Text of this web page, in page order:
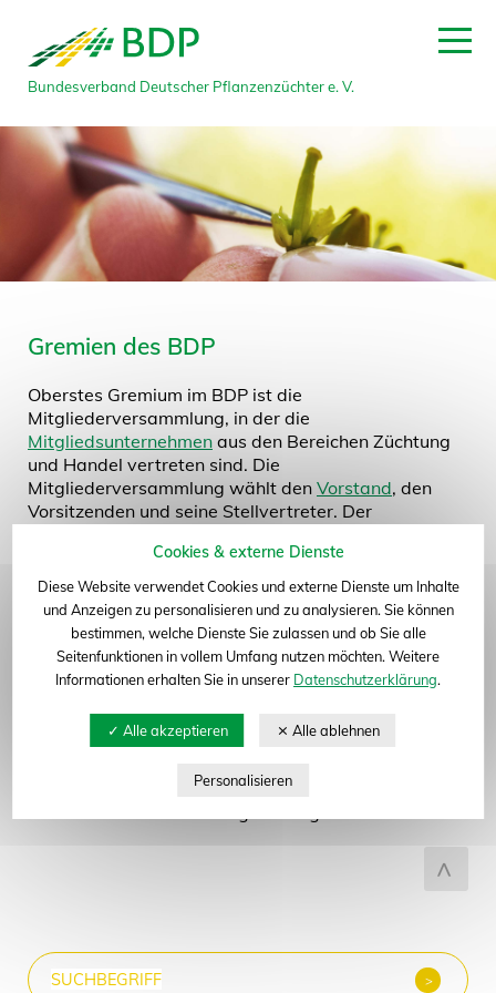
Bundesverband Deutscher Pflanzenzüchter e. V.
Gremien des BDP
Oberstes Gremium im BDP ist die
Mitgliederversammlung, in der die
Mitgliedsunternehmen aus den Bereichen Züchtung
und Handel vertreten sind. Die
Mitgliederversammlung wählt den Vorstand, den
Vorsitzenden und seine Stellvertreter. Der
Die Verbandsaufgaben werden hauptamtlich von
den Mitarbeitern der Geschäftsstelle des BDP in
Bonn wahrgenommen. Die Arbeit des BDP ist in
Abteilungenfür die einzelnen Fruchtarten
Biotechnologie und Gentechnik, Handel sowie
Verbandskommunikation. Die Abteilungen im BDP
Fachthemen. Sie tragen auf diese Weise zur
zum Seitenanfang
Cookies & externe Dienste
Diese Website verwendet Cookies und externe Dienste um Inhalte
und Anzeigen zu personalisieren und zu analysieren. Sie können
bestimmen, welche Dienste Sie zulassen und ob Sie alle
Seitenfunktionen in vollem Umfang nutzen möchten. Weitere
Informationen erhalten Sie in unserer Datenschutzerklärung.